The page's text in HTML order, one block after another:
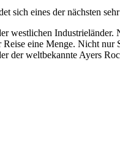
sich eines der nächsten
westlichen
Reise eine Menge. Nicht
der weltbekannte Ayers